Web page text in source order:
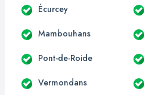
Écurcey
Mambouhans
Pont-de-Roide
Vermondans